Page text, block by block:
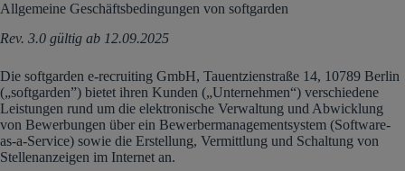
Allgemeine Geschäftsbedingungen von softgarden
Rev. 3.0 gültig ab 12.09.2025
Die softgarden e-recruiting GmbH, Tauentzienstraße 14, 10789 Berlin
(„softgarden”) bietet ihren Kunden („Unternehmen“) verschiedene
Leistungen rund um die elektronische Verwaltung und Abwicklung
von Bewerbungen über ein Bewerbermanagementsystem (Software-
as-a-Service) sowie die Erstellung, Vermittlung und Schaltung von
Stellenanzeigen im Internet an.